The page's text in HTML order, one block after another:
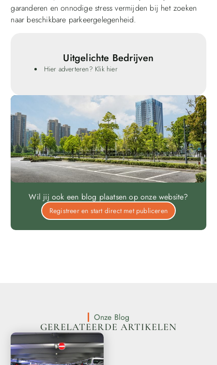
garanderen en onnodige stress vermijden bij het zoeken
naar beschikbare parkeergelegenheid.
Uitgelichte Bedrijven
Hier adverteren? Klik hier
Wil jij ook een blog plaatsen op onze website?
Registreer en start direct met publiceren
Onze Blog
GERELATEERDE ARTIKELEN